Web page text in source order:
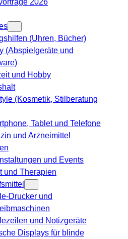
(Uhren, Bücher)
(Abspielgeräte und
und Hobby
(Kosmetik, Stilberatung
Tablet und Telefone
und Arzneimittel
und Events
und Therapien
Drucker und
und Notizgeräte
Displays für blinde